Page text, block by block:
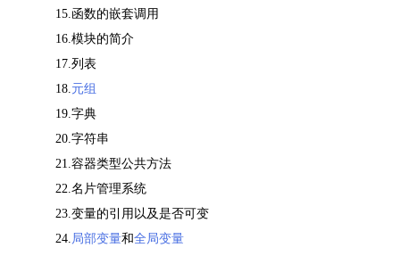
15.函数的嵌套调用
16.模块的简介
17.列表
18.元组
19.字典
20.字符串
21.容器类型公共方法
22.名片管理系统
23.变量的引用以及是否可变
24.局部变量和全局变量